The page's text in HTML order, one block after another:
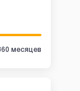
месяцев